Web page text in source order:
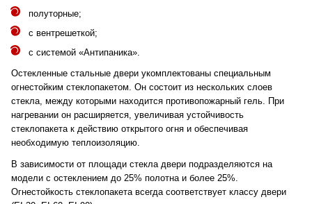
полуторные;
с вентрешеткой;
с системой «Антипаника».
Остекленные стальные двери укомплектованы специальным
огнестойким стеклопакетом. Он состоит из нескольких слоев
стекла, между которыми находится противопожарный гель. При
нагревании он расширяется, увеличивая устойчивость
стеклопакета к действию открытого огня и обеспечивая
необходимую теплоизоляцию.
В зависимости от площади стекла двери подразделяются на
модели с остеклением до 25% полотна и более 25%.
Огнестойкость стеклопакета всегда соответствует классу двери